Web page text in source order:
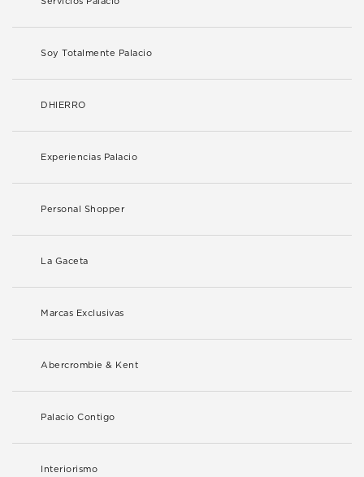
Soy Totalmente Palacio
DHIERRO
Experiencias Palacio
Personal Shopper
La Gaceta
Marcas Exclusivas
Abercrombie & Kent
Palacio Contigo
Interiorismo